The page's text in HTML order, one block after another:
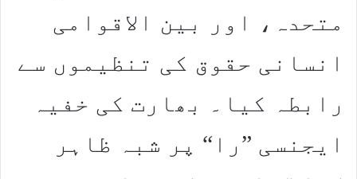
متحدہ، اور بین الاقوامی
انسانی حقوق کی تنظیموں سے
رابطہ کیا۔ بھارت کی خفیہ
ایجنسی ”را“ پر شبہ ظاہر